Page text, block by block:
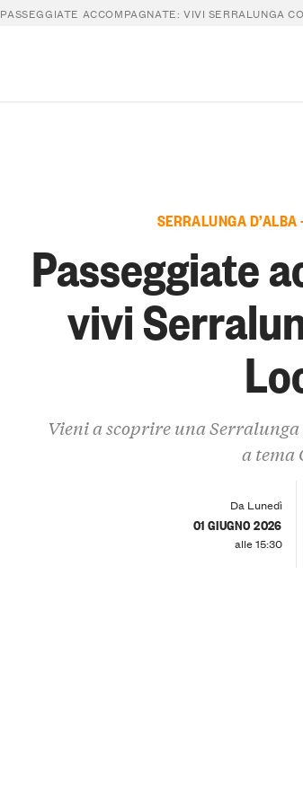
PASSEGGIATE ACCOMPAGNATE: VIVI SERRALUNGA
SERRALUNGA
Passeggiate
vivi
Vieni a scoprire una
a tema
Da Lunedì
01 GIUGNO 2026
alle 15:30